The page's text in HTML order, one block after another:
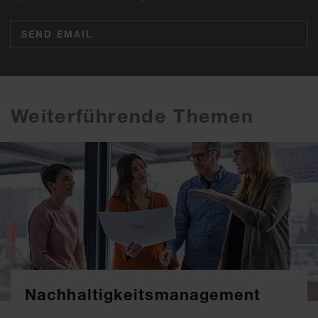
SEND EMAIL
Weiterführende Themen
Nachhaltigkeitsmanagement